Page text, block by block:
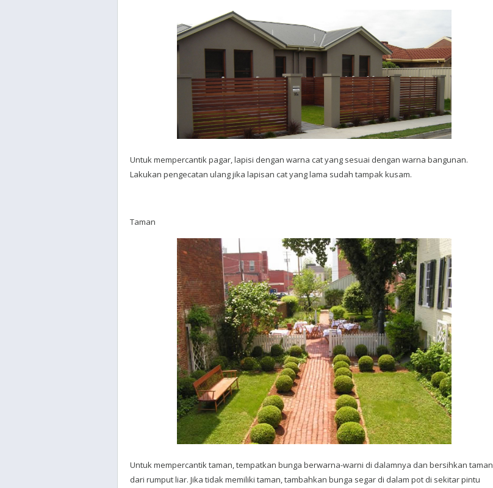
Untuk mempercantik pagar, lapisi dengan warna cat yang sesuai dengan warna bangunan.
Lakukan pengecatan ulang jika lapisan cat yang lama sudah tampak kusam.
Taman
Untuk mempercantik taman, tempatkan bunga berwarna-warni di dalamnya dan bersihkan taman
dari rumput liar. Jika tidak memiliki taman, tambahkan bunga segar di dalam pot di sekitar pintu